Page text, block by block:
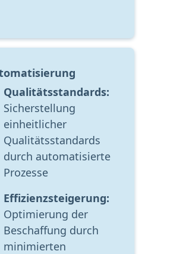
Qualitätsstandards:
Sicherstellung
einheitlicher
Qualitätsstandards
durch automatisierte
Prozesse
Effizienzsteigerung:
Optimierung der
Beschaffung durch
minimierten